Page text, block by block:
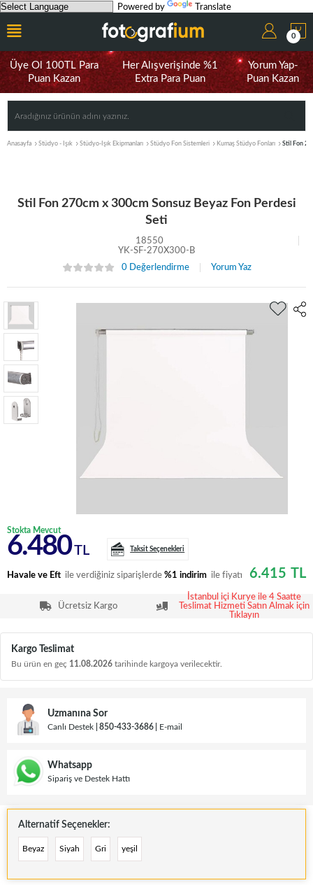
Powered by Translate
0
Üye Ol 100TL Para
Puan Kazan
Her Alışverişinde %1
Extra Para Puan
Yorum Yap-
Puan Kazan
Anasayfa Stüdyo - Işık Stüdyo-Işık Ekipmanları Stüdyo Fon Sistemleri Kumaş Stüdyo Fonları Stil Fon
Stil Fon 270cm x 300cm Sonsuz Beyaz Fon Perdesi
Seti
18550
YK-SF-270X300-B
0 Değerlendirme
Yorum Yaz
Stokta Mevcut
6.480TL Taksit Seçenekleri
Havale ve Eft ile verdiğiniz siparişlerde %1 indirim ile fiyatı 6.415 TL
Ücretsiz Kargo
İstanbul içi Kurye ile 4 Saatte
Teslimat Hizmeti Satın Almak için
Tıklayın
Kargo Teslimat
Bu ürün en geç 11.08.2026 tarihinde kargoya verilecektir.
Uzmanına Sor
Canlı Destek 850-433-3686 E-mail
Whatsapp
Sipariş ve Destek Hattı
Alternatif Seçenekler:
Beyaz Siyah Gri yeşil